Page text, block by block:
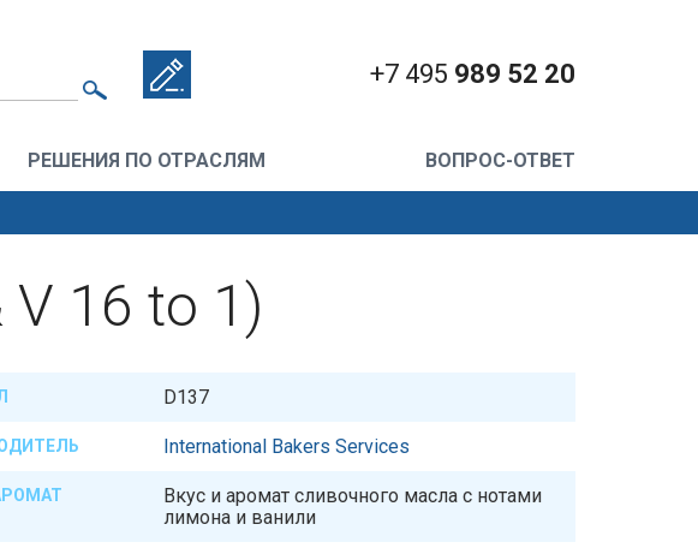
РЕШЕНИЯ ПО ОТРАСЛЯМ ВОПРОС-ОТВЕТ
+7 495 989 52 20
16 to 1)
D137
International Bakers Services
Вкус и аромат сливочного масла с нотами
лимона и ванили